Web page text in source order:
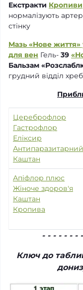
Екстракти Кропиви
нормалізують
стінку
Мазь «Нове життя»
для вен Гель- 39
Бальзам
грудний відділ
Цереброфлор
Гастрофлор
Еліксир
Антипаразитарний
Каштан
Апіфлор плюс
Жіноче здоров'я
Каштан
Кропива
- - - - - - -
Ключ до